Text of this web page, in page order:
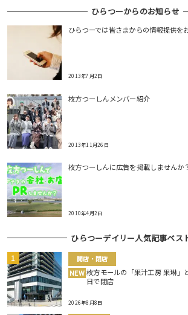
ひらつーからのお知らせ
ひらつーでは皆さまからの情報提供を
2013年7月2日
枚方つーしんメンバー紹介
2013年11月26日
枚方つーしんに広告を掲載しませんか
2010年4月2日
ひらつーデイリー人気記事ベス
開店・閉店
NEW 枚方モールの「果汁工房 果琳
日で閉店
2026年8月8日